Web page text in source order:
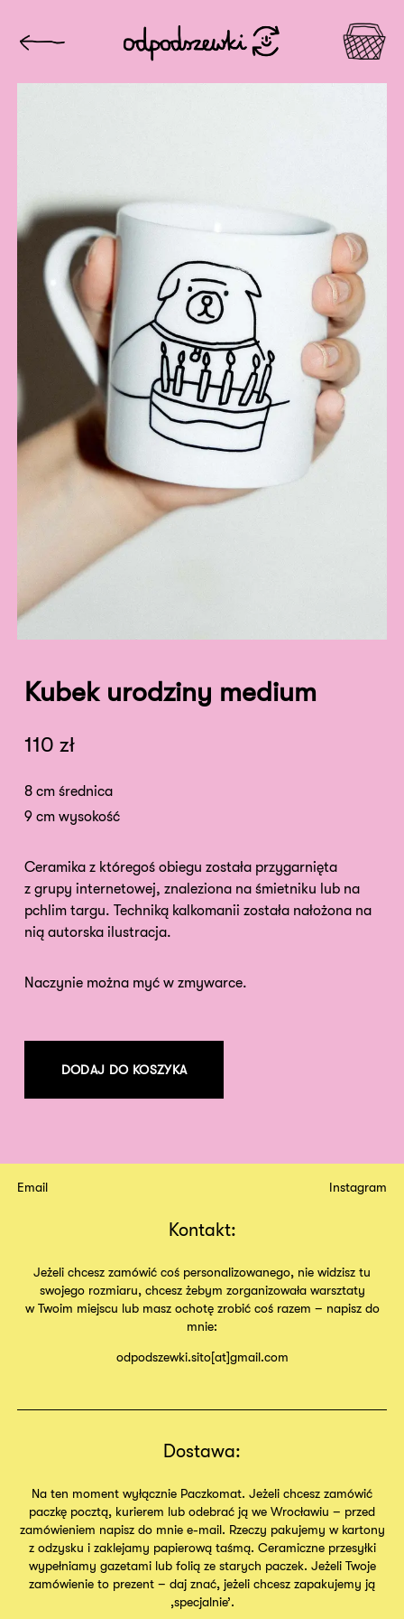
Kubek urodziny medium
110 zł
8 cm średnica
9 cm wysokość
Ceramika z któregoś obiegu została przygarnięta
z grupy internetowej, znaleziona na śmietniku lub na
pchlim targu. Techniką kalkomanii została nałożona na
nią autorska ilustracja.
Naczynie można myć w zmywarce.
DODAJ DO KOSZYKA
Email Instagram
Kontakt:
Jeżeli chcesz zamówić coś personalizowanego, nie widzisz tu
swojego rozmiaru, chcesz żebym zorganizowała warsztaty
w Twoim miejscu lub masz ochotę zrobić coś razem – napisz do
mnie:
odpodszewki.sito[at]gmail.com
Dostawa:
Na ten moment wyłącznie Paczkomat. Jeżeli chcesz zamówić
paczkę pocztą, kurierem lub odebrać ją we Wrocławiu – przed
zamówieniem napisz do mnie e-mail. Rzeczy pakujemy w kartony
z odzysku i zaklejamy papierową taśmą. Ceramiczne przesyłki
wypełniamy gazetami lub folią ze starych paczek. Jeżeli Twoje
zamówienie to prezent – daj znać, jeżeli chcesz zapakujemy ją
,specjalnie’.